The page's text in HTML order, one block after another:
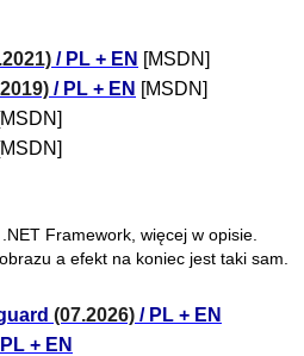
/ PL + EN [MSDN]
/ PL + EN [MSDN]
Framework, więcej w opisie.
a efekt na koniec jest taki sam.
(07.2026) / PL + EN
+ EN